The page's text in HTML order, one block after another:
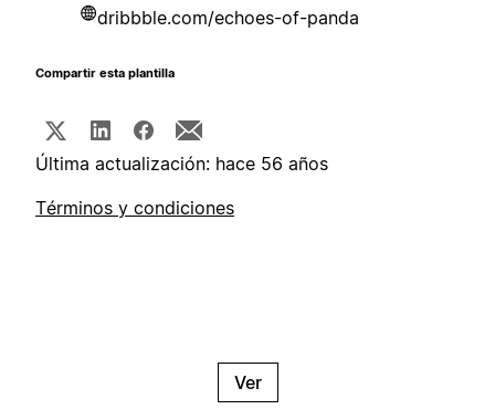
dribbble.com/echoes-of-panda
Compartir esta plantilla
Última actualización: hace 56 años
Términos y condiciones
Ver